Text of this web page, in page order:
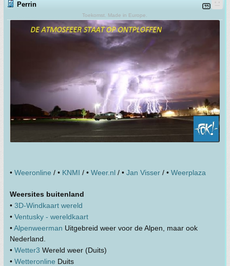
Perrin
Toekomst. Made in Europe.
• Weeronline / • KNMI / • Weer.nl / • Jan Visser / • Weerplaza
Weersites buitenland
• 3D-Windkaart wereld
• Ventusky - wereldkaart
•Alpenweerman Uitgebreid weer voor de Alpen, maar ook
Nederland.
• Wetter3 Wereld weer (Duits)
• Wetteronline Duits